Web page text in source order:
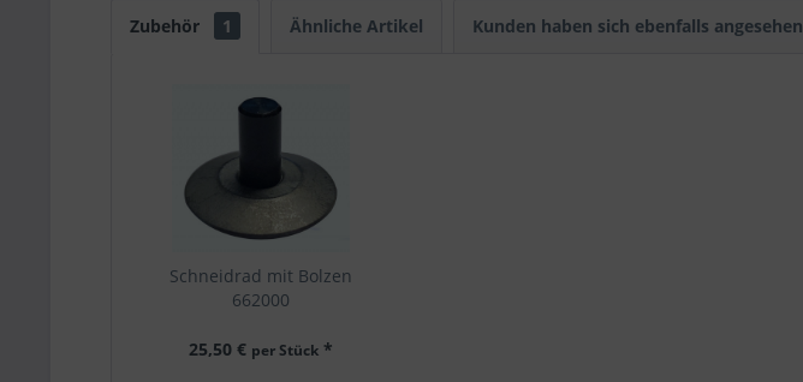
Zubehör 1 Ähnliche Artikel Kunden haben sich ebenfalls angesehen
Schneidrad mit Bolzen
662000
Folienschneidgeräte VARIO-
25,50 € per Stück*